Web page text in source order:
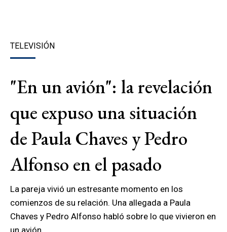
TELEVISIÓN
"En un avión": la revelación
que expuso una situación
de Paula Chaves y Pedro
Alfonso en el pasado
La pareja vivió un estresante momento en los
comienzos de su relación. Una allegada a Paula
Chaves y Pedro Alfonso habló sobre lo que vivieron en
un avión.